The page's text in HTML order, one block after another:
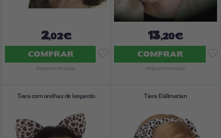
2,02€
COMPRAR
Imposto Incluído
13,20€
COMPRAR
Imposto Incluído
Tiara com orelhas de leopardo Tiara Dállmatian